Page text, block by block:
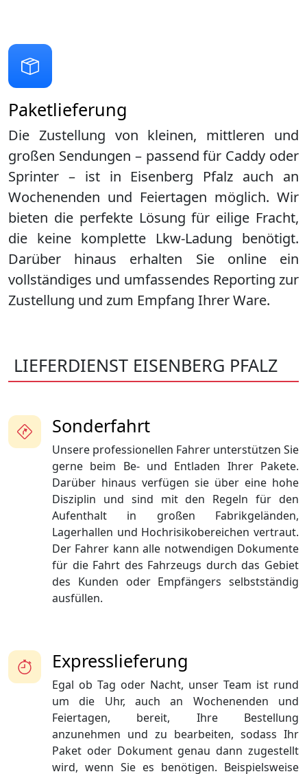
Paketlieferung
Die Zustellung von kleinen, mittleren und
großen Sendungen – passend für Caddy oder
Sprinter – ist in Eisenberg Pfalz auch an
Wochenenden und Feiertagen möglich. Wir
bieten die perfekte Lösung für eilige Fracht,
die keine komplette Lkw-Ladung benötigt.
Darüber hinaus erhalten Sie online ein
vollständiges und umfassendes Reporting zur
Zustellung und zum Empfang Ihrer Ware.
LIEFERDIENST EISENBERG PFALZ
Sonderfahrt
Unsere professionellen Fahrer unterstützen Sie
gerne beim Be- und Entladen Ihrer Pakete.
Darüber hinaus verfügen sie über eine hohe
Disziplin und sind mit den Regeln für den
Aufenthalt in großen Fabrikgeländen,
Lagerhallen und Hochrisikobereichen vertraut.
Der Fahrer kann alle notwendigen Dokumente
für die Fahrt des Fahrzeugs durch das Gebiet
des Kunden oder Empfängers selbstständig
ausfüllen.
Expresslieferung
Egal ob Tag oder Nacht, unser Team ist rund
um die Uhr, auch an Wochenenden und
Feiertagen, bereit, Ihre Bestellung
anzunehmen und zu bearbeiten, sodass Ihr
Paket oder Dokument genau dann zugestellt
wird, wenn Sie es benötigen. Beispielsweise